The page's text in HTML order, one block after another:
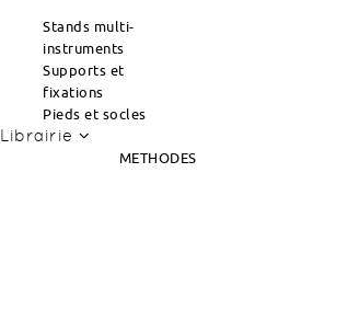
Stands multi-
instruments
Supports et
fixations
Pieds et socles
Librairie
METHODES